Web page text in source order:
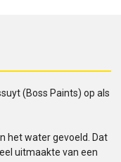
(Boss Paints) op als
het water gevoeld. Dat
uitmaakte van een